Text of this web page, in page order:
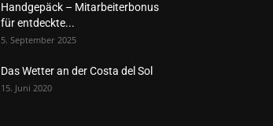
Handgepäck – Mitarbeiterbonus
für entdeckte...
5. September 2025
Das Wetter an der Costa del Sol
15. Juni 2020